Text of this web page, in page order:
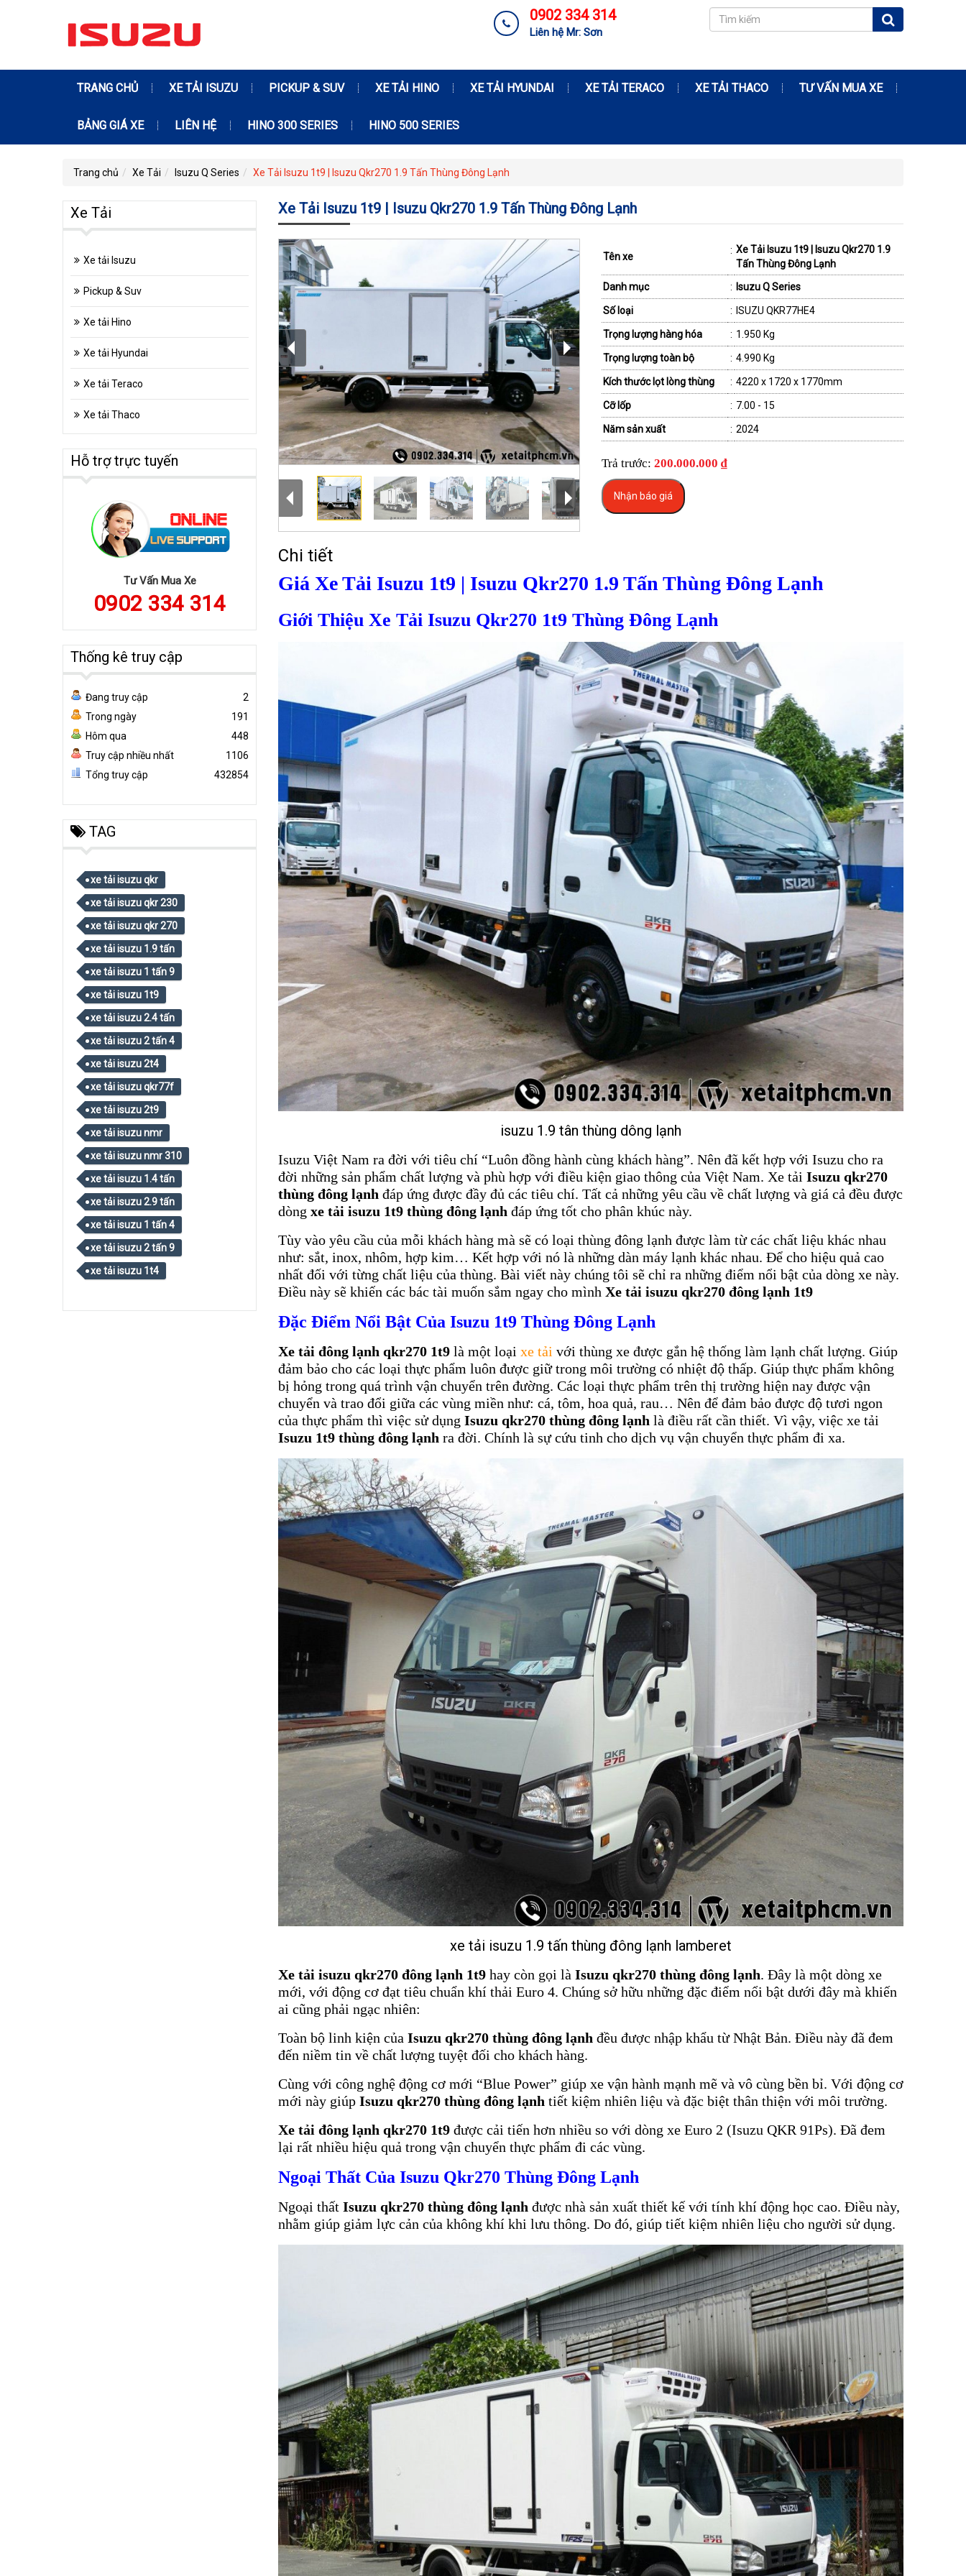
0902 334 314
Liên hệ Mr: Sơn
TRANG CHỦ XE TẢI ISUZU PICKUP & SUV XE TẢI HINO XE TẢI HYUNDAI XE TẢI TERACO XE TẢI THACO TƯ VẤN MUA XE
BẢNG GIÁ XE LIÊN HỆ HINO 300 SERIES HINO 500 SERIES
Trang chủ Xe Tải Isuzu Q Series Xe Tải Isuzu 1t9 | Isuzu Qkr270 1.9 Tấn Thùng Đông Lạnh
Xe Tải Isuzu 1t9 | Isuzu Qkr270 1.9 Tấn Thùng Đông Lạnh
Tên xe
: Xe Tải Isuzu 1t9 | Isuzu Qkr270 1.9
Tấn Thùng Đông Lạnh
Danh mục
: Isuzu Q Series
Số loại : ISUZU QKR77HE4
Trọng lượng hàng hóa : 1.950 Kg
Trọng lượng toàn bộ : 4.990 Kg
Kích thước lọt lòng thùng : 4220 x 1720 x 1770mm
Cỡ lốp : 7.00 - 15
Năm sản xuất : 2024
Trả trước: 200.000.000 ₫
Nhận báo giá
Chi tiết
Giá Xe Tải Isuzu 1t9 | Isuzu Qkr270 1.9 Tấn Thùng Đông Lạnh
Giới Thiệu Xe Tải Isuzu Qkr270 1t9 Thùng Đông Lạnh
isuzu 1.9 tân thùng dông lạnh
Isuzu Việt Nam ra đời với tiêu chí “Luôn đồng hành cùng khách hàng”. Nên đã kết hợp với Isuzu cho ra
đời những sản phẩm chất lượng và phù hợp với điều kiện giao thông của Việt Nam. Xe tải Isuzu qkr270
thùng đông lạnh đáp ứng được đầy đủ các tiêu chí. Tất cả những yêu cầu về chất lượng và giá cả đều được
dòng xe tải isuzu 1t9 thùng đông lạnh đáp ứng tốt cho phân khúc này.
Tùy vào yêu cầu của mỗi khách hàng mà sẽ có loại thùng đông lạnh được làm từ các chất liệu khác nhau
như: sắt, inox, nhôm, hợp kim… Kết hợp với nó là những dàn máy lạnh khác nhau. Để cho hiệu quả cao
nhất đối với từng chất liệu của thùng. Bài viết này chúng tôi sẽ chỉ ra những điểm nổi bật của dòng xe này.
Điều này sẽ khiến các bác tài muốn sắm ngay cho mình Xe tải isuzu qkr270 đông lạnh 1t9
Đặc Điểm Nổi Bật Của Isuzu 1t9 Thùng Đông Lạnh
Xe tải đông lạnh qkr270 1t9 là một loại xe tải với thùng xe được gắn hệ thống làm lạnh chất lượng. Giúp
đảm bảo cho các loại thực phẩm luôn được giữ trong môi trường có nhiệt độ thấp. Giúp thực phẩm không
bị hỏng trong quá trình vận chuyển trên đường. Các loại thực phẩm trên thị trường hiện nay được vận
chuyển và trao đổi giữa các vùng miền như: cá, tôm, hoa quả, rau… Nên để đảm bảo được độ tươi ngon
của thực phẩm thì việc sử dụng Isuzu qkr270 thùng đông lạnh là điều rất cần thiết. Vì vậy, việc xe tải
Isuzu 1t9 thùng đông lạnh ra đời. Chính là sự cứu tinh cho dịch vụ vận chuyển thực phẩm đi xa.
xe tải isuzu 1.9 tấn thùng đông lạnh lamberet
Xe tải isuzu qkr270 đông lạnh 1t9 hay còn gọi là Isuzu qkr270 thùng đông lạnh. Đây là một dòng xe
mới, với động cơ đạt tiêu chuẩn khí thải Euro 4. Chúng sở hữu những đặc điểm nổi bật dưới đây mà khiến
ai cũng phải ngạc nhiên:
Toàn bộ linh kiện của Isuzu qkr270 thùng đông lạnh đều được nhập khẩu từ Nhật Bản. Điều này đã đem
đến niềm tin về chất lượng tuyệt đối cho khách hàng.
Cùng với công nghệ động cơ mới “Blue Power” giúp xe vận hành mạnh mẽ và vô cùng bền bỉ. Với động cơ
mới này giúp Isuzu qkr270 thùng đông lạnh tiết kiệm nhiên liệu và đặc biệt thân thiện với môi trường.
Xe tải đông lạnh qkr270 1t9 được cải tiến hơn nhiều so với dòng xe Euro 2 (Isuzu QKR 91Ps). Đã đem
lại rất nhiều hiệu quả trong vận chuyển thực phẩm đi các vùng.
Ngoại Thất Của Isuzu Qkr270 Thùng Đông Lạnh
Ngoại thất Isuzu qkr270 thùng đông lạnh được nhà sản xuất thiết kế với tính khí động học cao. Điều này,
nhằm giúp giảm lực cản của không khí khi lưu thông. Do đó, giúp tiết kiệm nhiên liệu cho người sử dụng.
Xe Tải
Xe tải Isuzu
Pickup & Suv
Xe tải Hino
Xe tải Hyundai
Xe tải Teraco
Xe tải Thaco
Hỗ trợ trực tuyến
Tư Vấn Mua Xe
0902 334 314
Thống kê truy cập
Đang truy cập
2
Trong ngày
191
Hôm qua
448
Truy cập nhiều nhất
1106
Tổng truy cập
432854
TAG
xe tải isuzu qkr
xe tải isuzu qkr 230
xe tải isuzu qkr 270
xe tải isuzu 1.9 tấn
xe tải isuzu 1 tấn 9
xe tải isuzu 1t9
xe tải isuzu 2.4 tấn
xe tải isuzu 2 tấn 4
xe tải isuzu 2t4
xe tải isuzu qkr77f
xe tải isuzu 2t9
xe tải isuzu nmr
xe tải isuzu nmr 310
xe tải isuzu 1.4 tấn
xe tải isuzu 2.9 tấn
xe tải isuzu 1 tấn 4
xe tải isuzu 2 tấn 9
xe tải isuzu 1t4